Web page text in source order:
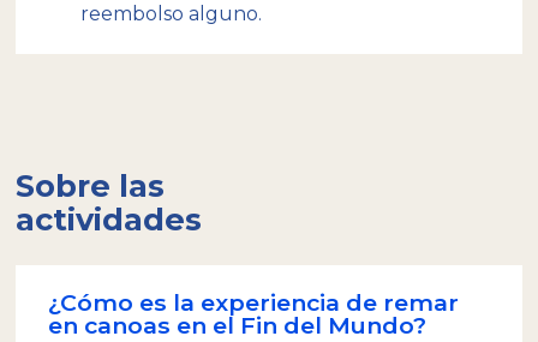
reembolso alguno.
Sobre las
actividades
¿Cómo es la experiencia de remar
en canoas en el Fin del Mundo?